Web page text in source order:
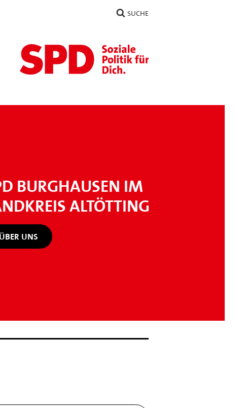
SUCHE
BURGHAUSEN IM
ALTÖTTING
ÜBER UNS